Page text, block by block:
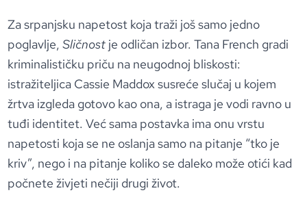
Za srpanjsku napetost koja traži još samo jedno
poglavlje,Sličnost je odličan izbor. Tana French gradi
kriminalističku priču na neugodnoj bliskosti:
istražiteljica Cassie Maddox susreće slučaj u kojem
žrtva izgleda gotovo kao ona, a istraga je vodi ravno u
tuđi identitet. Već sama postavka ima onu vrstu
napetosti koja se ne oslanja samo na pitanje “tko je
kriv”, nego i na pitanje koliko se daleko može otići kad
počnete živjeti nečiji drugi život.